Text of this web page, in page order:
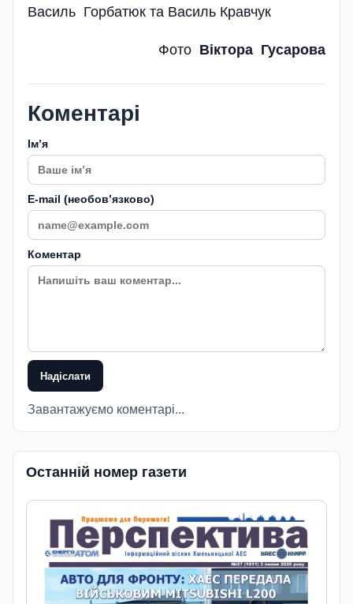
Василь Горбатюк та Василь Кравчук
Фото Віктора Гусарова
Коментарі
Імʼя
E-mail (необовʼязково)
Коментар
Надіслати
Завантажуємо коментарі...
Останній номер газети